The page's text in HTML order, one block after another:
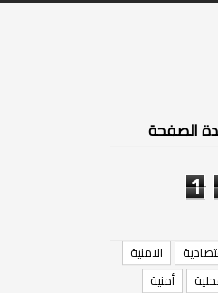
الصفحة
1
الامنية
أمنية